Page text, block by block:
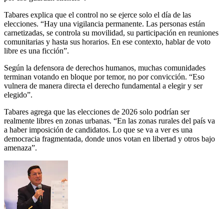
Tabares explica que el control no se ejerce solo el día de las
elecciones. “Hay una vigilancia permanente. Las personas están
carnetizadas, se controla su movilidad, su participación en reuniones
comunitarias y hasta sus horarios. En ese contexto, hablar de voto
libre es una ficción”.
Según la defensora de derechos humanos, muchas comunidades
terminan votando en bloque por temor, no por convicción. “Eso
vulnera de manera directa el derecho fundamental a elegir y ser
elegido”.
Tabares agrega que las elecciones de 2026 solo podrían ser
realmente libres en zonas urbanas. “En las zonas rurales del país va
a haber imposición de candidatos. Lo que se va a ver es una
democracia fragmentada, donde unos votan en libertad y otros bajo
amenaza”.